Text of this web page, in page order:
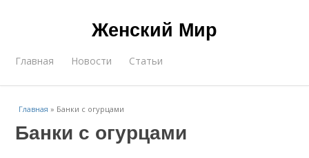
Женский Мир
Главная Новости Статьи
Главная » Банки с огурцами
Банки с огурцами